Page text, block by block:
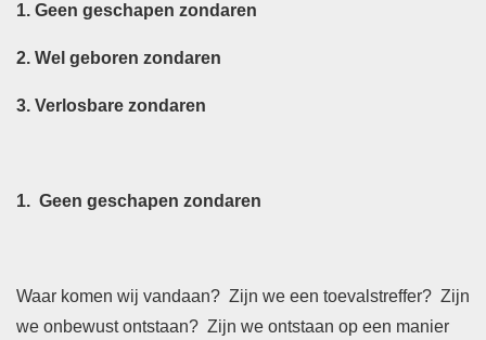
1. Geen geschapen zondaren
2. Wel geboren zondaren
3. Verlosbare zondaren
1. Geen geschapen zondaren
Waar komen wij vandaan? Zijn we een toevalstreffer? Zijn
we onbewust ontstaan? Zijn we ontstaan op een manier